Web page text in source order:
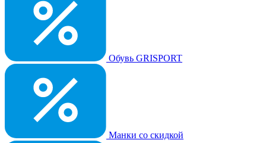
Обувь GRISPORT
Манки со скидкой